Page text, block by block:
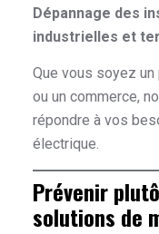
Dépannage des
industrielles et
Que vous soyez
ou un commerce,
répondre à vos
électrique.
Prévenir
solutions de